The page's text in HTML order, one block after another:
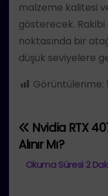
malzeme kalitesi
gösterecek.
noktasında bir
düşük seviyelere
Görüntülenme:
Y
a
Nvidia RTX
Alınır Mı?